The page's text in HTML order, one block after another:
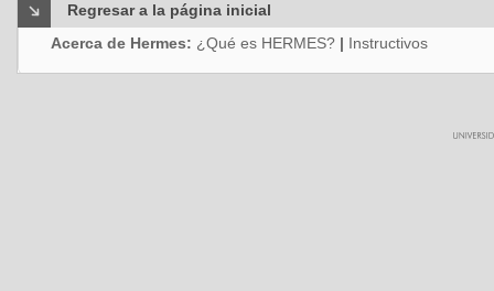
Regresar a la página inicial
Acerca de Hermes: ¿Qué es HERMES? | Instructivos